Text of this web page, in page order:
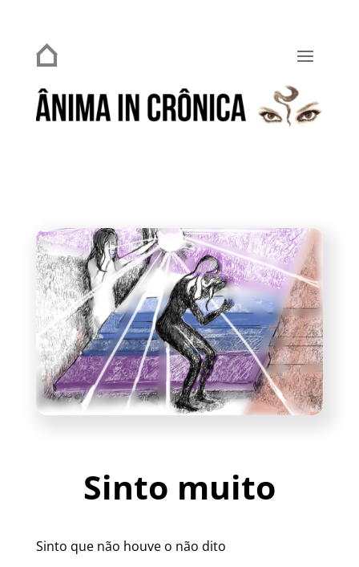
Sinto muito
Sinto que não houve o não dito